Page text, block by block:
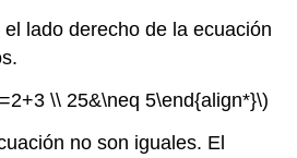
lado derecho de la ecuación
\\ 25&\neq 5\end{align*}\)
no son iguales. El